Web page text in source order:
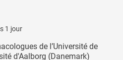
1 jour
de l’Université de
d'Aalborg (Danemark)